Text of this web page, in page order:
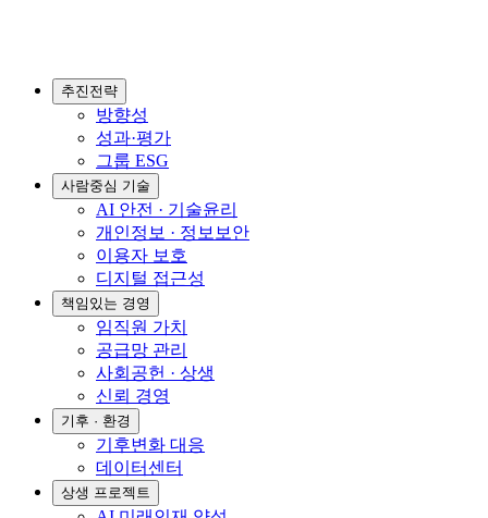
추진전략
방향성
성과·평가
그룹 ESG
사람중심 기술
AI 안전 · 기술윤리
개인정보 · 정보보안
이용자 보호
디지털 접근성
책임있는 경영
임직원 가치
공급망 관리
사회공헌 · 상생
신뢰 경영
기후 · 환경
기후변화 대응
데이터센터
상생 프로젝트